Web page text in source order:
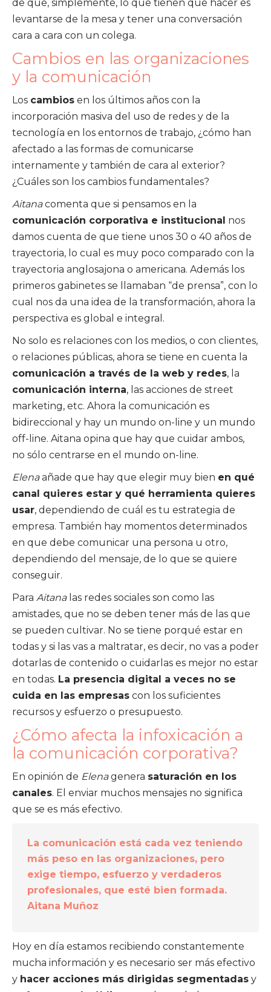
de que, simplemente, lo que tienen que hacer es
levantarse de la mesa y tener una conversación
cara a cara con un colega.
Cambios en las organizaciones
y la comunicación
Los cambios en los últimos años con la
incorporación masiva del uso de redes y de la
tecnología en los entornos de trabajo, ¿cómo han
afectado a las formas de comunicarse
internamente y también de cara al exterior?
¿Cuáles son los cambios fundamentales?
Aitanacomenta que si pensamos en la
comunicación corporativa e institucional nos
damos cuenta de que tiene unos 30 o 40 años de
trayectoria, lo cual es muy poco comparado con la
trayectoria anglosajona o americana. Además los
primeros gabinetes se llamaban “de prensa”, con lo
cual nos da una idea de la transformación, ahora la
perspectiva es global e integral.
No solo es relaciones con los medios, o con clientes,
o relaciones públicas, ahora se tiene en cuenta la
comunicación a través de la web y redes, la
comunicación interna, las acciones de street
marketing, etc. Ahora la comunicación es
bidireccional y hay un mundo on-line y un mundo
off-line. Aitana opina que hay que cuidar ambos,
no sólo centrarse en el mundo on-line.
Elenaañade que hay que elegir muy bien en qué
canal quieres estar y qué herramienta quieres
usar, dependiendo de cuál es tu estrategia de
empresa. También hay momentos determinados
en que debe comunicar una persona u otro,
dependiendo del mensaje, de lo que se quiere
conseguir.
Para Aitanalas redes sociales son como las
amistades, que no se deben tener más de las que
se pueden cultivar. No se tiene porqué estar en
todas y si las vas a maltratar, es decir, no vas a poder
dotarlas de contenido o cuidarlas es mejor no estar
en todas. La presencia digital a veces no se
cuida en las empresas con los suficientes
recursos y esfuerzo o presupuesto.
¿Cómo afecta la infoxicación a
la comunicación corporativa?
En opinión de Elenagenera saturación en los
canales. El enviar muchos mensajes no significa
que se es más efectivo.
La comunicación está cada vez teniendo
más peso en las organizaciones, pero
exige tiempo, esfuerzo y verdaderos
profesionales, que esté bien formada.
Aitana Muñoz
Hoy en día estamos recibiendo constantemente
mucha información y es necesario ser más efectivo
y hacer acciones más dirigidas segmentadas y